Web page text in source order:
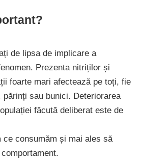
de lipsa de implicare a
Prezenta nitriților și
foarte mari afectează pe toți, fie
sau bunici. Deteriorarea
făcută deliberat este de
consumăm și mai ales să